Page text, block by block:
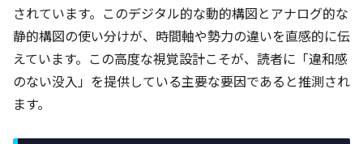
されています。このデジタル的な動的構図とアナログ的な
静的構図の使い分けが、時間軸や勢力の違いを直感的に伝
えています。この高度な視覚設計こそが、読者に「違和感
のない没入」を提供している主要な要因であると推測され
ます。